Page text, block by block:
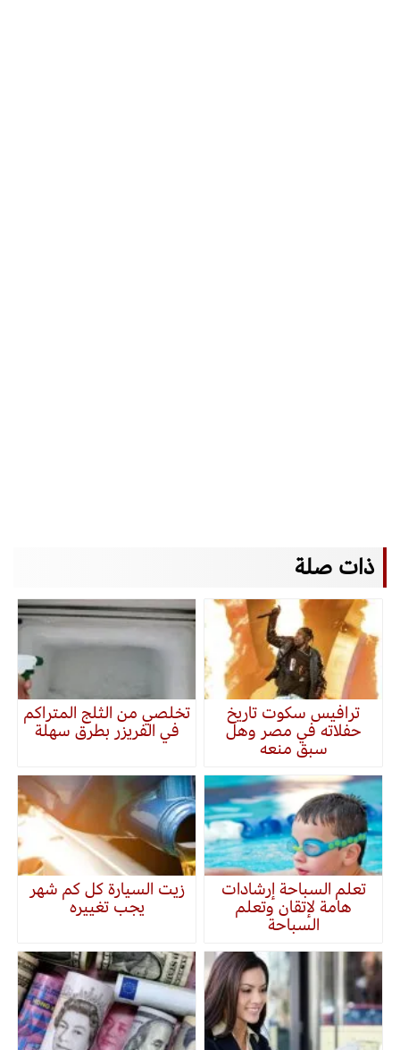
ذات صلة
ترافيس سكوت تاريخ
حفلاته في مصر وهل
سبق منعه
تخلصي من الثلج المتراكم
في الفريزر بطرق سهلة
تعلم السباحة إرشادات
هامة لإتقان وتعلم
السباحة
زيت السيارة كل كم شهر
يجب تغييره